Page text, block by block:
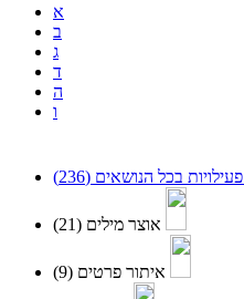
א
ב
ג
ד
ה
ו
פעילויות בכל הנושאים
אוצר מילים
איתור פרטים